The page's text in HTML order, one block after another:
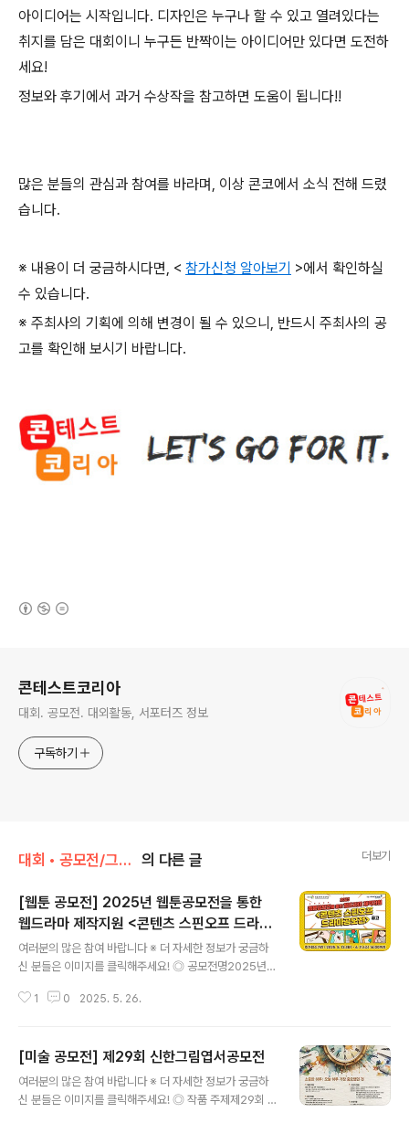
아이디어는 시작입니다. 디자인은 누구나 할 수 있고 열려있다는
취지를 담은 대회이니 누구든 반짝이는 아이디어만 있다면 도전하
세요!
정보와 후기에서 과거 수상작을 참고하면 도움이 됩니다!!
많은 분들의 관심과 참여를 바라며, 이상 콘코에서 소식 전해 드렸
습니다.
※ 내용이 더 궁금하시다면, < 참가신청 알아보기 >에서 확인하실
수 있습니다.
※ 주최사의 기획에 의해 변경이 될 수 있으니 , 반드시 주최사의 공
고를 확인해 보시기 바랍니다.
콘테스트코리아
대회. 공모전. 대외활동, 서포터즈 정보
구독하기
대회 • 공모전/그림 • 미술 • 디자인 • 웹툰. 의 다른 글 더보기
[웹툰 공모전] 2025년 웹툰공모전을 통한
웹드라마 제작지원 <콘텐츠 스핀오프 드라마
공모전>
여러분의 많은 참여 바랍니다 ※ 더 자세한 정보가 궁금하
신 분들은 이미지를 클릭해주세요! ◎ 공모전명2025년
라마공모전> "흥행한 웹툰 콘텐츠가 드라마, 영화로 제작
콘텐츠 발전 선순환을 마련하고자 합니다.웹툰 작가님들의
많은 관심과 참여 바랍니다" 주최: 방송콘텐츠진흥재단후
원: 유진이엔티 ◎ 공고기간2025년 3월 28일(금) ~ 6월
1 0 2025. 5. 26.
[미술 공모전] 제29회 신한그림엽서공모전
여러분의 많은 참여 바랍니다 ※ 더 자세한 정보가 궁금하
신 분들은 이미지를 클릭해주세요! ◎ 작품 주제제29회 신